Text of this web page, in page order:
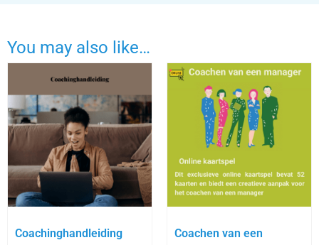
You may also like…
Coachinghandleiding
Coachen van een